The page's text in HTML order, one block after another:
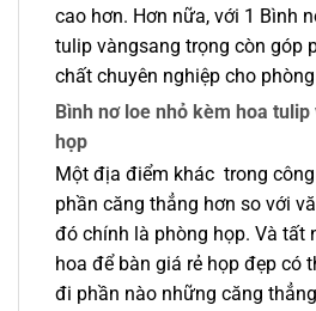
cao hơn. Hơn nữa, với 1 Bình
tulip vàngsang trọng còn góp
chất chuyên nghiệp cho
Bình nơ loe nhỏ kèm hoa
họp
Một địa điểm khác trong
phần căng thẳng hơn so với
đó chính là phòng họp. Và tất
hoa để bàn giá rẻ họp đẹp có
đi phần nào những căng